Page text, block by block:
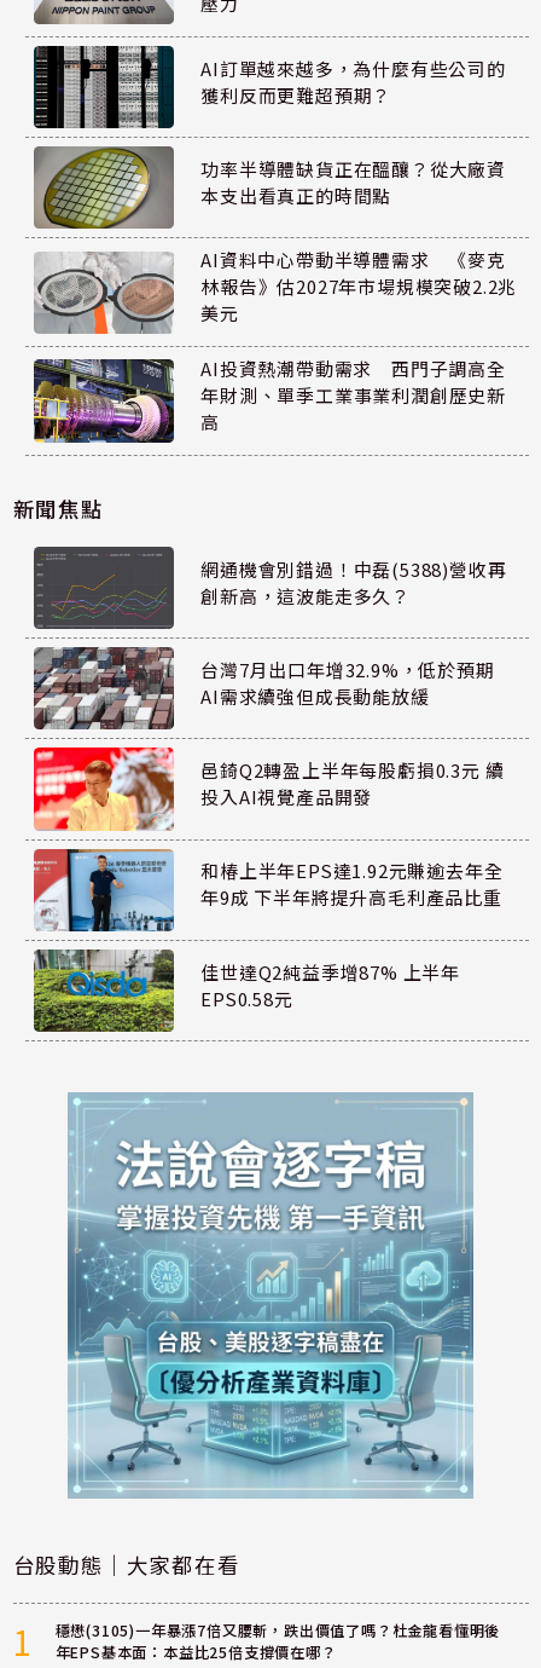
AI訂單越來越多，為什麼有些公司的
獲利反而更難超預期？
功率半導體缺貨正在醞釀？從大廠資
本支出看真正的時間點
AI資料中心帶動半導體需求 《麥克
林報告》估2027年市場規模突破2.2兆
美元
AI投資熱潮帶動需求 西門子調高全
年財測、單季工業事業利潤創歷史新
高
新聞焦點
網通機會別錯過！中磊(5388)營收再
創新高，這波能走多久？
台灣7月出口年增32.9%，低於預期
AI需求續強但成長動能放緩
邑錡Q2轉盈上半年每股虧損0.3元 續
投入AI視覺產品開發
和椿上半年EPS達1.92元賺逾去年全
年9成 下半年將提升高毛利產品比重
佳世達Q2純益季增87% 上半年
EPS0.58元
台股動態｜大家都在看
1
穩懋(3105)一年暴漲7倍又腰斬，跌出價值了嗎？杜金龍看懂明後
年EPS基本面：本益比25倍支撐價在哪？